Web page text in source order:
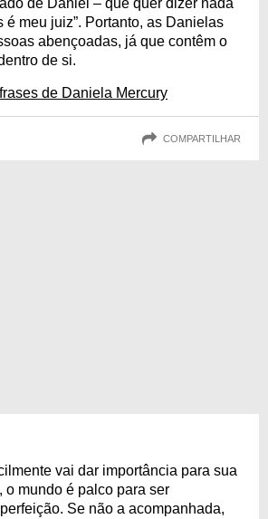
de Daniel – que quer dizer nada
é meu juiz”. Portanto, as Danielas
abençoadas, já que contêm o
de si.
de Daniela Mercury
COMPARTILHAR
vai dar importância para sua
o mundo é palco para ser
Se não a acompanhada,